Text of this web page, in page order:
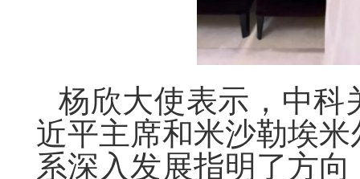
杨欣大使表示，中科
近平主席和米沙勒埃
系深入发展指明了方